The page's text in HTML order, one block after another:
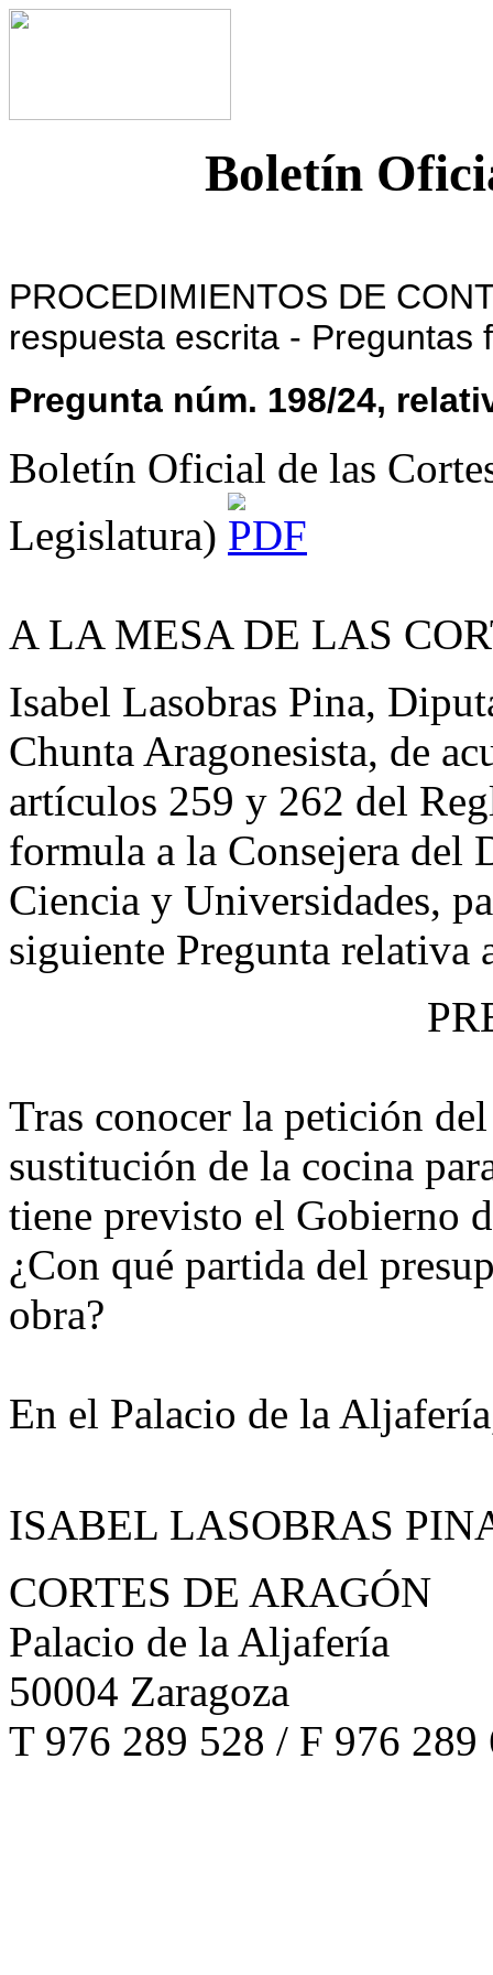
Boletín
PROCEDIMIENTOS DE
respuesta escrita - Preguntas
Pregunta núm. 198/24,
Boletín Oficial de las
Legislatura)
A LA MESA DE LAS
Isabel Lasobras Pina,
Chunta Aragonesista, de
artículos 259 y 262 del
formula a la Consejera del
Ciencia y Universidades,
siguiente Pregunta
Tras conocer la petición
sustitución de la cocina
tiene previsto el Gobierno
¿Con qué partida del
obra?
En el Palacio de la
ISABEL LASOBRAS
CORTES DE ARAGÓN
Palacio de la Aljafería
50004 Zaragoza
T 976 289 528 / F 976 289